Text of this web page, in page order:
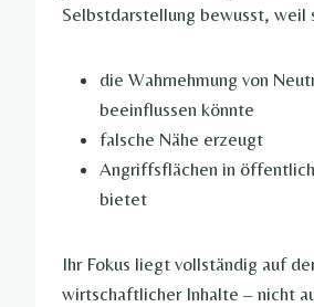
Selbstdarstellung bewusst, weil
die Wahrnehmung von
beeinflussen könnte
falsche Nähe erzeugt
Angriffsflächen in
bietet
Ihr Fokus liegt vollständig auf
wirtschaftlicher Inhalte – nicht